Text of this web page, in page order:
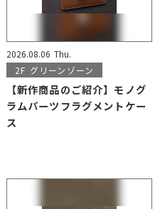
2026.08.06 Thu.
2F グリーンゾーン
【新作商品のご紹介】モノグ
ラムパーツフラグメントケー
ス